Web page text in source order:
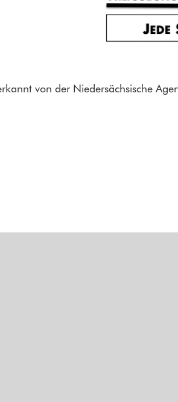
von der Niedersächsische